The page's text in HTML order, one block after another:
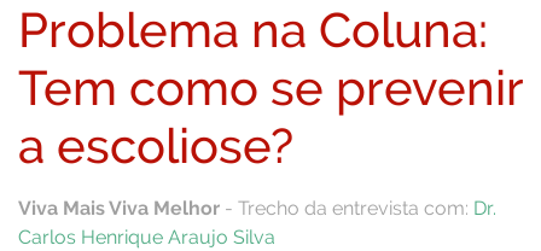
Problema na Coluna:
Tem como se prevenir
a escoliose?
Viva Mais Viva Melhor - Trecho da entrevista com: Dr.
Carlos Henrique Araujo Silva